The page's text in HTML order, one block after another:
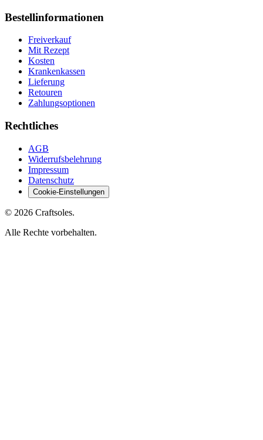
Bestellinformationen
Freiverkauf
Mit Rezept
Kosten
Krankenkassen
Lieferung
Retouren
Zahlungsoptionen
Rechtliches
AGB
Widerrufsbelehrung
Impressum
Datenschutz
Cookie-Einstellungen
© 2026 Craftsoles.
Alle Rechte vorbehalten.